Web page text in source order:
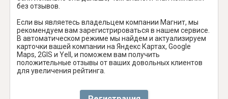
без отзывов.
Если вы являетесь владельцем компании Магнит, мы
рекомендуем вам зарегистрироваться в нашем сервисе.
В автоматическом режиме мы найдем и актуализируем
карточки вашей компании на Яндекс Картах, Google
Maps, 2GIS и Yell, и поможем вам получить
положительные отзывы от ваших довольных клиентов
для увеличения рейтинга.